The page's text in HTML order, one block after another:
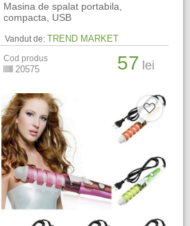
Masina de spalat portabila,
compacta, USB
Vandut de: TREND MARKET
Cod produs
20575 57 lei